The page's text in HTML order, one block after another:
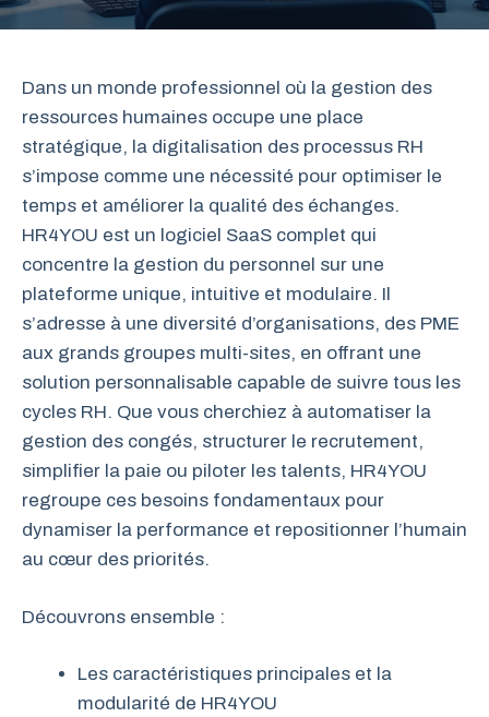
Dans un monde professionnel où la gestion des
ressources humaines occupe une place
stratégique, la digitalisation des processus RH
s’impose comme une nécessité pour optimiser le
temps et améliorer la qualité des échanges.
HR4YOU est un logiciel SaaS complet qui
concentre la gestion du personnel sur une
plateforme unique, intuitive et modulaire. Il
s’adresse à une diversité d’organisations, des PME
aux grands groupes multi-sites, en offrant une
solution personnalisable capable de suivre tous les
cycles RH. Que vous cherchiez à automatiser la
gestion des congés, structurer le recrutement,
simplifier la paie ou piloter les talents, HR4YOU
regroupe ces besoins fondamentaux pour
dynamiser la performance et repositionner l’humain
au cœur des priorités.
Découvrons ensemble :
Les caractéristiques principales et la
modularité de HR4YOU